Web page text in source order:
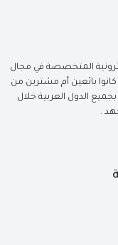
المتخصصة في مجال
بائعين أم مشترين من
الدول العربية خلال
.